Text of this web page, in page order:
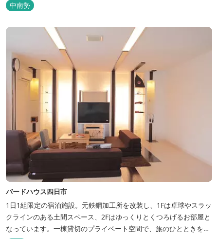
中南勢
バードハウス四日市
1日1組限定の宿泊施設。元鉄鋼加工所を改装し、1Fは卓球やスラッ
クラインのある土間スペース、2Fはゆっくりとくつろげるお部屋と
なっています。一棟貸切のプライベート空間で、旅のひとときを過